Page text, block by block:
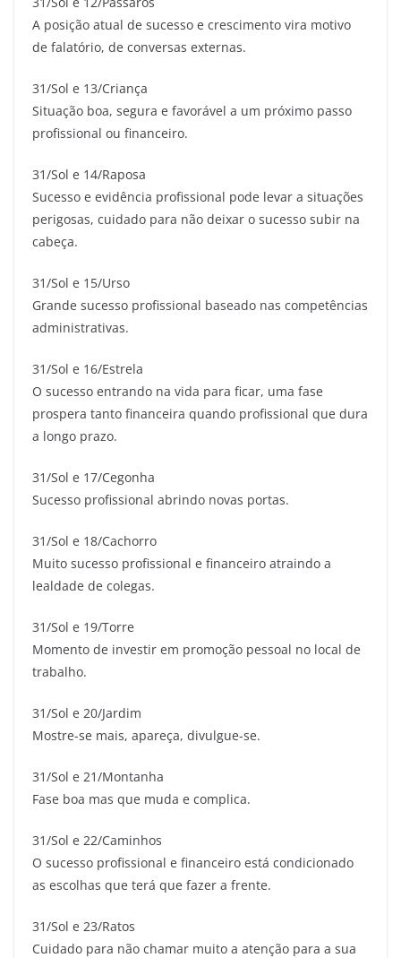
A posição atual de sucesso e crescimento vira motivo
de falatório, de conversas externas.
31/Sol e 13/Criança
Situação boa, segura e favorável a um próximo passo
profissional ou financeiro.
31/Sol e 14/Raposa
Sucesso e evidência profissional pode levar a situações
perigosas, cuidado para não deixar o sucesso subir na
cabeça.
31/Sol e 15/Urso
Grande sucesso profissional baseado nas competências
administrativas.
31/Sol e 16/Estrela
O sucesso entrando na vida para ficar, uma fase
prospera tanto financeira quando profissional que dura
a longo prazo.
31/Sol e 17/Cegonha
Sucesso profissional abrindo novas portas.
31/Sol e 18/Cachorro
Muito sucesso profissional e financeiro atraindo a
lealdade de colegas.
31/Sol e 19/Torre
Momento de investir em promoção pessoal no local de
trabalho.
31/Sol e 20/Jardim
Mostre-se mais, apareça, divulgue-se.
31/Sol e 21/Montanha
Fase boa mas que muda e complica.
31/Sol e 22/Caminhos
O sucesso profissional e financeiro está condicionado
as escolhas que terá que fazer a frente.
31/Sol e 23/Ratos
Cuidado para não chamar muito a atenção para a sua